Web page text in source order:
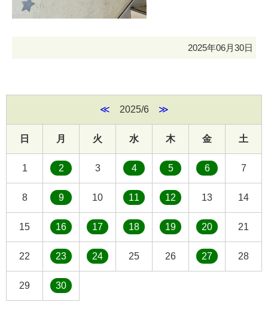
2025年06月30日
≪ 2025/6 ≫
日 月 火 水 木 金 土
1 2 3 4 5 6 7
8 9 10 11 12 13 14
15 16 17 18 19 20 21
22 23 24 25 26 27 28
29 30